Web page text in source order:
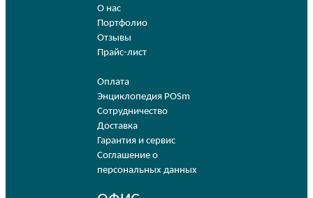
О нас
Портфолио
Отзывы
Прайс-лист
Оплата
Энциклопедия POSm
Сотрудничество
Доставка
Гарантия и сервис
Соглашение о
персональных данных